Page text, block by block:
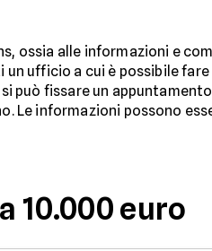
ossia alle informazioni e
ufficio a cui è possibile fare
può fissare un
Le informazioni possono
10.000 euro